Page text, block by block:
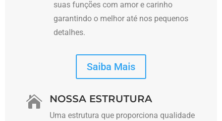
suas funções com amor e carinho
garantindo o melhor até nos pequenos
detalhes.
Saiba Mais
 NOSSA ESTRUTURA
Uma estrutura que proporciona qualidade